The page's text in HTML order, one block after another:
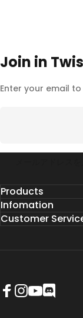
Join in
Enter your email
Products
Infomation
Customer